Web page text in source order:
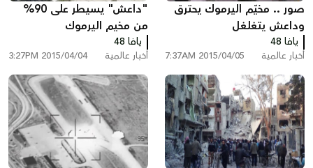
صور .. مخيّم اليرموك يحترق
وداعش يتغلغل
يافا 48
أخبار عالمية 2015/04/05 7:37AM
"داعش" يسيطر على 90%
من مخيم اليرموك
يافا 48
أخبار عالمية 2015/04/04 3:27PM